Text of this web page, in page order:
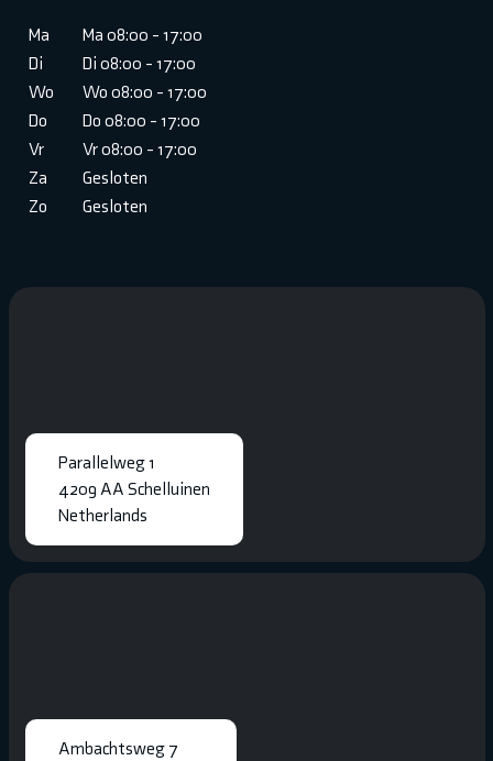
Ma
Ma 08:00 - 17:00
Di
Di 08:00 - 17:00
Wo
Wo 08:00 - 17:00
Do
Do 08:00 - 17:00
Vr
Vr 08:00 - 17:00
Za
Gesloten
Zo
Gesloten
Parallelweg 1
4209 AA Schelluinen
Netherlands
Ambachtsweg 7